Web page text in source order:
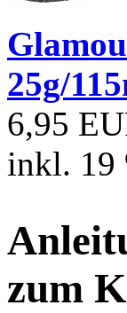
25g/
6,95
inkl. 19
zum